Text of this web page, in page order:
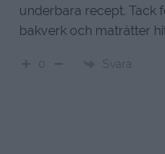
underbara recept. Tack
bakverk och maträtter
0 Svara